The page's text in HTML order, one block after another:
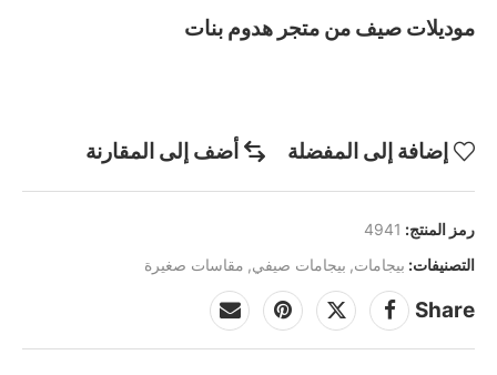
موديلات صيف من متجر هدوم بنات
إضافة إلى المفضلة أضف إلى المقارنة
رمز المنتج: 4941
التصنيفات: بيجامات, بيجامات صيفي, مقاسات صغيرة
Share